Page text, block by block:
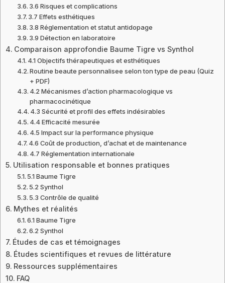
3.6 Risques et complications
3.7 Effets esthétiques
3.8 Réglementation et statut antidopage
3.9 Détection en laboratoire
Comparaison approfondie Baume Tigre vs Synthol
4.1 Objectifs thérapeutiques et esthétiques
Routine beaute personnalisee selon ton type de peau (Quiz
+ PDF)
4.2 Mécanismes d’action pharmacologique vs
pharmacocinétique
4.3 Sécurité et profil des effets indésirables
4.4 Efficacité mesurée
4.5 Impact sur la performance physique
4.6 Coût de production, d’achat et de maintenance
4.7 Réglementation internationale
Utilisation responsable et bonnes pratiques
5.1 Baume Tigre
5.2 Synthol
5.3 Contrôle de qualité
Mythes et réalités
6.1 Baume Tigre
6.2 Synthol
Études de cas et témoignages
Études scientifiques et revues de littérature
Ressources supplémentaires
FAQ